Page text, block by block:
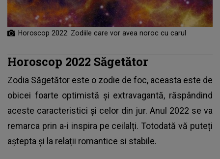
Horoscop 2022: Zodiile care vor avea noroc cu carul
Horoscop 2022 Săgetător
Zodia Săgetător este o zodie de foc, aceasta este de
obicei foarte optimistă și extravagantă, răspândind
aceste caracteristici și celor din jur. Anul 2022 se va
remarca prin a-i inspira pe ceilalți. Totodată vă puteți
aștepta și la relații romantice si stabile.